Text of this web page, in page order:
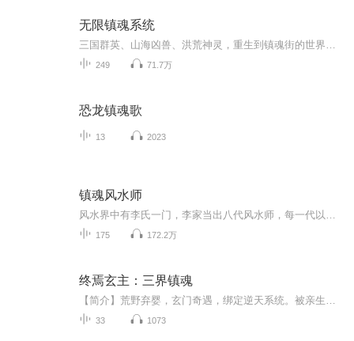
无限镇魂系统
249 71.7万
恐龙镇魂歌
13 2023
镇魂风水师
175 172.2万
终焉玄主：三界镇魂
33 1073